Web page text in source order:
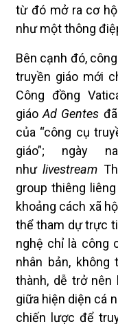
từ đó mở ra cơ
như một thông
Bên cạnh đó,
truyền giáo mới
Công đồng
giáoAd Gentes
của “công cụ
giáo”; ngày
nhưlivestream
group thiêng
khoảng cách xã
thể tham dự trực
nghệ chỉ là công
nhân bản,
thành, dễ trở
giữa hiện diện cá
chiến lược để